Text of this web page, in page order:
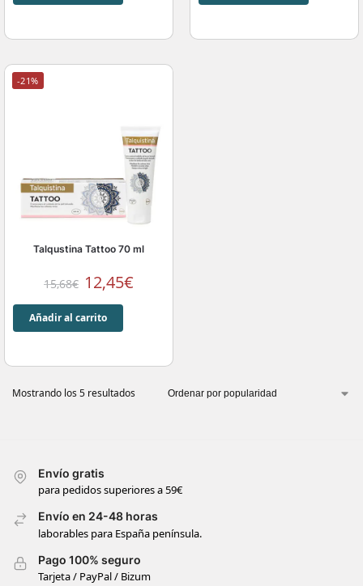
-21%
Talqustina Tattoo 70 ml
15,68€ 12,45€
Añadir al carrito
Mostrando los 5 resultados
Envío gratis
para pedidos superiores a 59€
Envío en 24-48 horas
laborables para España península.
Pago 100% seguro
Tarjeta / PayPal / Bizum